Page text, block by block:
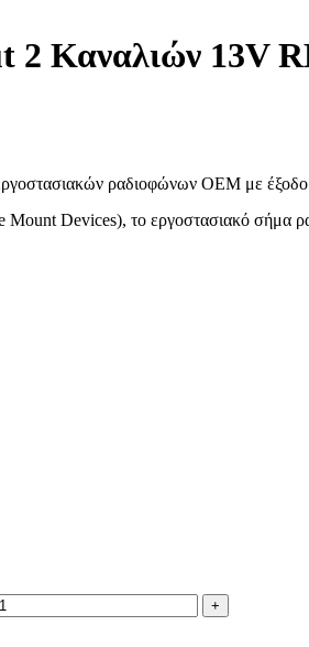
Καναλιών 13V
ραδιοφώνων OEM με έξοδο
Devices), το εργοστασιακό